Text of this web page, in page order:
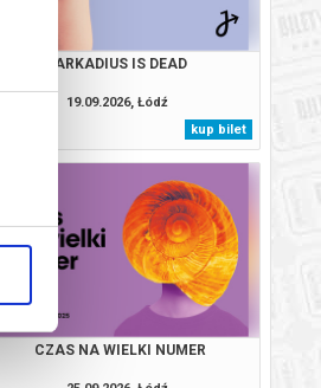
ARKADIUS IS DEAD
19.09.2026, Łódź
kup bilet
CZAS NA WIELKI NUMER